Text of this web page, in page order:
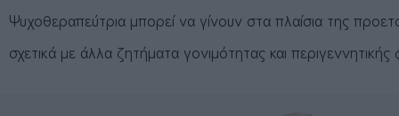
Ψυχοθεραπεύτρια μπορεί να γίνουν στα πλαίσια της
σχετικά με άλλα ζητήματα γονιμότητας και περιγεννητικής